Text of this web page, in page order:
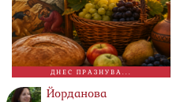
ДНЕС ПРАЗНУВА...
Йорданова